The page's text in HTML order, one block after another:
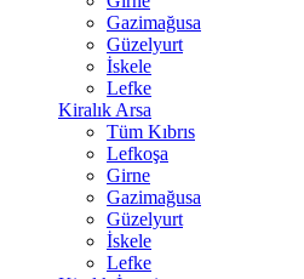
Gazimağusa
Güzelyurt
İskele
Lefke
Kiralık Arsa
Tüm Kıbrıs
Lefkoşa
Girne
Gazimağusa
Güzelyurt
İskele
Lefke